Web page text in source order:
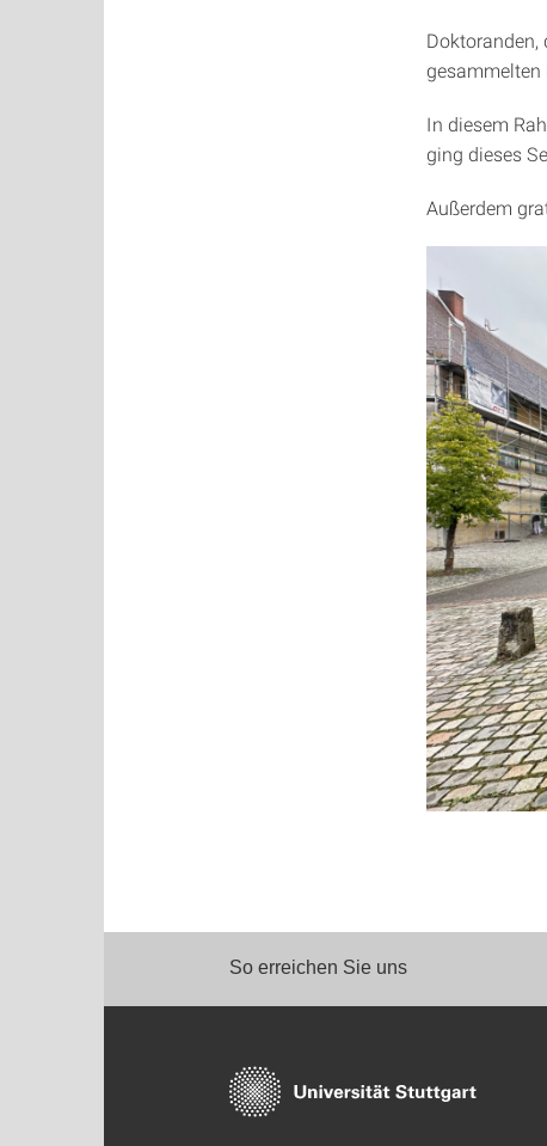
Doktoranden,
gesammelten
In diesem
ging dieses
Außerdem
So erreichen Sie uns